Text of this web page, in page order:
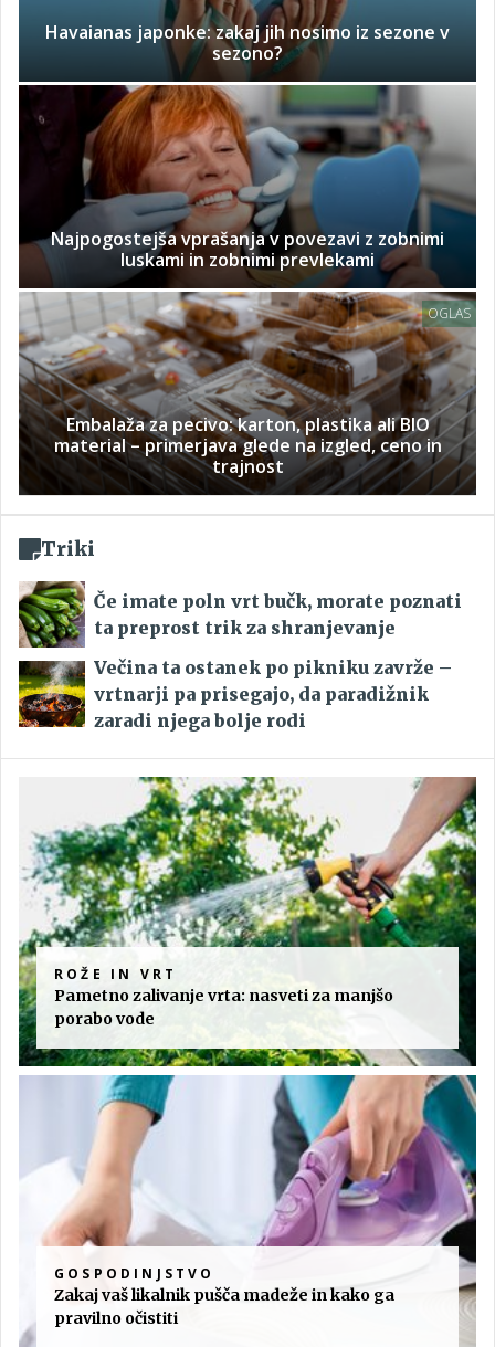
Havaianas japonke: zakaj jih nosimo iz sezone v
sezono?
Najpogostejša vprašanja v povezavi z zobnimi
luskami in zobnimi prevlekami
OGLAS
Embalaža za pecivo: karton, plastika ali BIO
material – primerjava glede na izgled, ceno in
trajnost
Triki
Če imate poln vrt bučk, morate poznati
ta preprost trik za shranjevanje
Večina ta ostanek po pikniku zavrže –
vrtnarji pa prisegajo, da paradižnik
zaradi njega bolje rodi
ROŽE IN VRT
Pametno zalivanje vrta: nasveti za manjšo
porabo vode
GOSPODINJSTVO
Zakaj vaš likalnik pušča madeže in kako ga
pravilno očistiti